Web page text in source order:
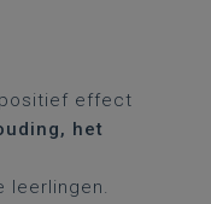
effect
het
leerlingen.